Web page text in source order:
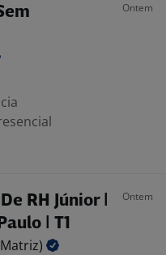
Ontem
RH Júnior |
| T1
Ontem